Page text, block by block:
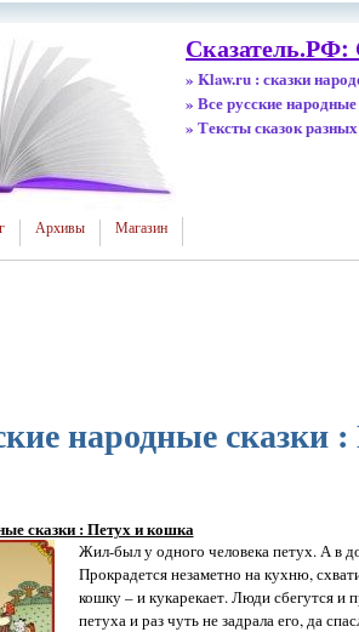
Сказатель.РФ:
» Klaw.ru : сказки
» Все русские народные
» Тексты сказок
Архивы Магазин
народные сказки
сказки : Петух и кошка
Жил-был у одного человека петух. А в
Прокрадется незаметно на кухню,
кошку – и кукарекает. Люди сбегутся и
петуха и раз чуть не задрала его, да